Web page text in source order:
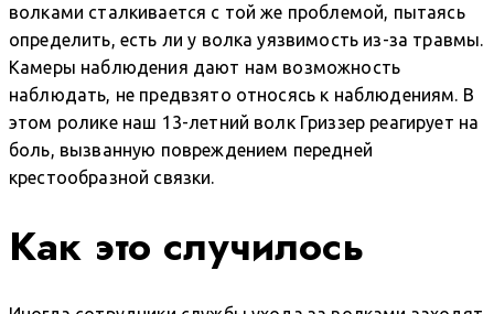
волками сталкивается с той же проблемой, пытаясь
определить, есть ли у волка уязвимость из-за травмы.
Камеры наблюдения дают нам возможность
наблюдать, не предвзято относясь к наблюдениям. В
этом ролике наш 13-летний волк Гриззер реагирует на
боль, вызванную повреждением передней
крестообразной связки.
Как это случилось